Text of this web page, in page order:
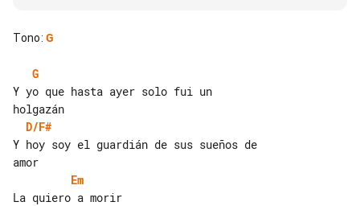
Tono: G
G
Y yo que hasta ayer solo fui un
D/F#
Y hoy soy el guardián de sus sueños de
Em
La quiero a morir